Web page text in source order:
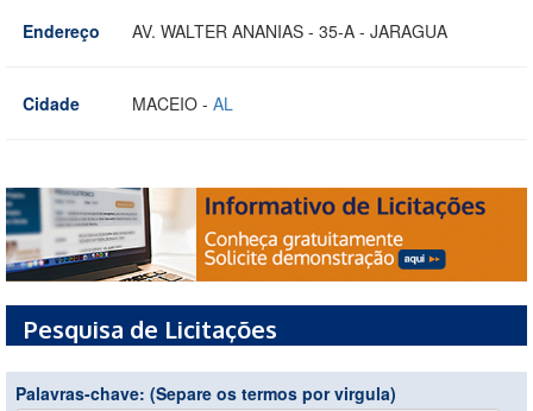
Endereço AV. WALTER ANANIAS - 35-A - JARAGUA
Cidade MACEIO - AL
Pesquisa de Licitações
Palavras-chave: (Separe os termos por virgula)